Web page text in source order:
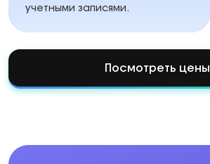
учетными записями.
Посмотреть цены